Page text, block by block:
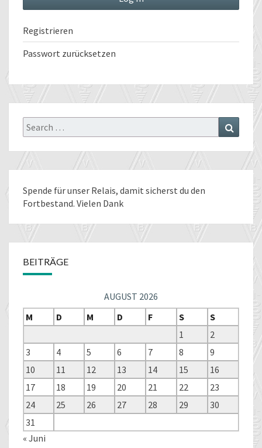
Registrieren
Passwort zurücksetzen
Search
for:
Search
Spende für unser Relais, damit sicherst du den
Fortbestand. Vielen Dank
BEITRÄGE
AUGUST 2026
M
D M D F S
S
1
2
3
4 5 6 7 8
9
10
11 12 13 14 15
16
17
18 19 20 21 22
23
24
25 26 27 28 29
30
31
« Juni